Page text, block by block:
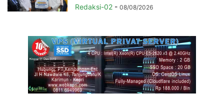
Redaksi-02 - 08/08/2026